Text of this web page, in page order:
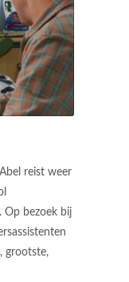
Abel reist weer
Op bezoek bij
grootste,